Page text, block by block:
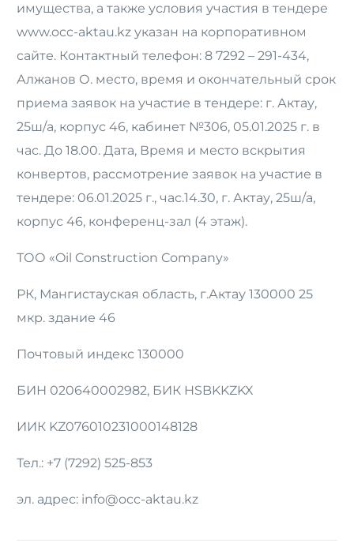
имущества, а также условия участия в тендере
www.occ-aktau.kz указан на корпоративном
сайте. Контактный телефон: 8 7292 – 291-434,
Алжанов О. место, время и окончательный срок
приема заявок на участие в тендере: г. Актау,
25ш/а, корпус 46, кабинет №306, 05.01.2025 г. в
час. До 18.00. Дата, Время и место вскрытия
конвертов, рассмотрение заявок на участие в
тендере: 06.01.2025 г., час.14.30, г. Актау, 25ш/а,
корпус 46, конференц-зал (4 этаж).
ТОО «Oil Construction Company»
РК, Мангистауская область, г.Актау 130000 25
мкр. здание 46
Почтовый индекс 130000
БИН 020640002982, БИК HSBKKZKX
ИИК KZ076010231000148128
Тел.: +7 (7292) 525-853
эл. адрес: info@occ-aktau.kz